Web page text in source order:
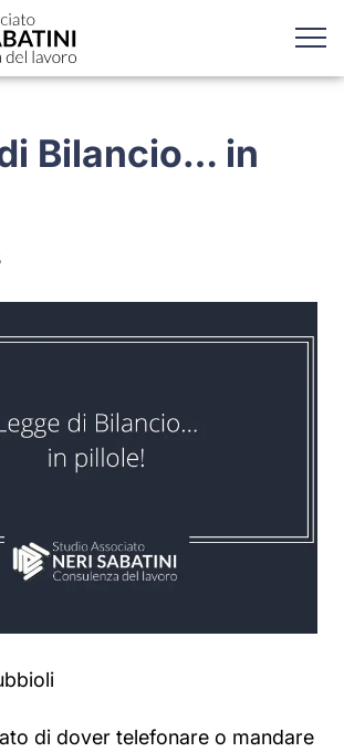
Bilancio… in
di dover telefonare o mandare